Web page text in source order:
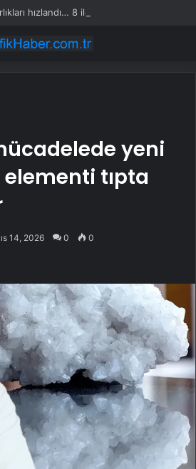
yeni
tıpta
14, 2026 0 0